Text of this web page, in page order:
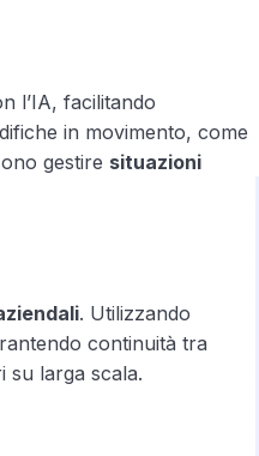
l’IA, facilitando
in movimento, come
gestire situazioni
. Utilizzando
continuità tra
su larga scala.